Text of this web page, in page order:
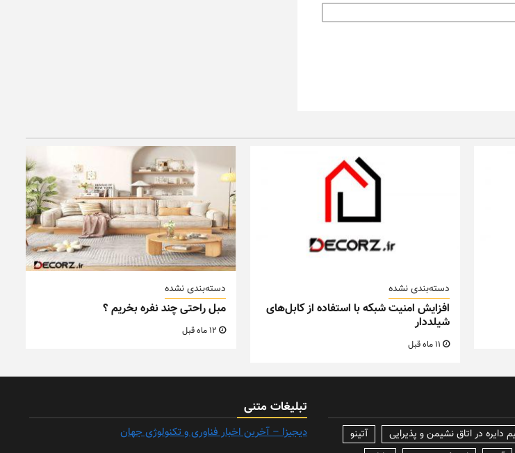
دسته‌بندی نشده
افزایش امنیت شبکه با استفاده از کابل‌های
شیلددار
دسته‌بندی نشده
مبل راحتی چند نفره بخریم ؟
آتینو
تبلیغات متنی
دیجیزا – آخرین اخبار فناوری و تکنولوژی جهان